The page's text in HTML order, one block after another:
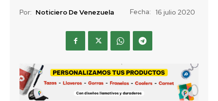
Por: Noticiero De Venezuela Fecha: 16 julio 2020